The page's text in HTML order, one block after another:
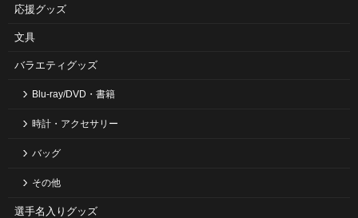
応援グッズ
文具
バラエティグッズ
Blu-ray/DVD・書籍
時計・アクセサリー
バッグ
その他
選手名入りグッズ